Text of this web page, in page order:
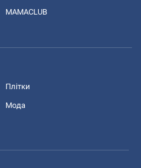
MAMACLUB
Плітки
Мода